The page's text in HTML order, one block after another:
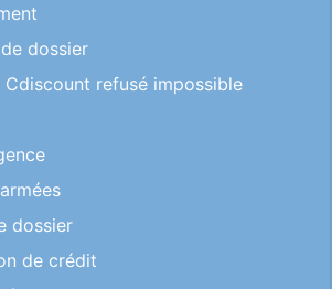
dossier
refusé impossible
dossier
de crédit